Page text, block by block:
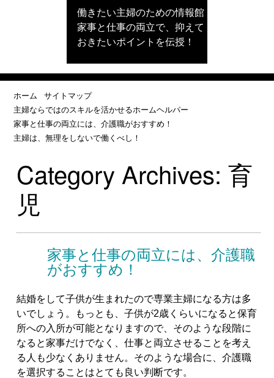
働きたい主婦のための情報館
家事と仕事の両立で、抑えて
おきたいポイントを伝授！
ホーム
サイトマップ
主婦ならではのスキルを活かせるホームヘルパー
家事と仕事の両立には、介護職がおすすめ！
主婦は、無理をしないで働くべし！
Category Archives: 育
児
家事と仕事の両立には、介護職
がおすすめ！
結婚をして子供が生まれたので専業主婦になる方は多
いでしょう。もっとも、子供が2歳くらいになると保育
所への入所が可能となりますので、そのような段階に
なると家事だけでなく、仕事と両立させることを考え
る人も少なくありません。そのような場合に、介護職
を選択することはとても良い判断です。